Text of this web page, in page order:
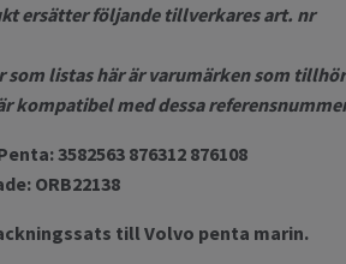
ersätter följande tillverkares art. nr
som listas här är varumärken som
kompatibel med dessa
3582563 876312 876108
ORB22138
till Volvo penta marin.